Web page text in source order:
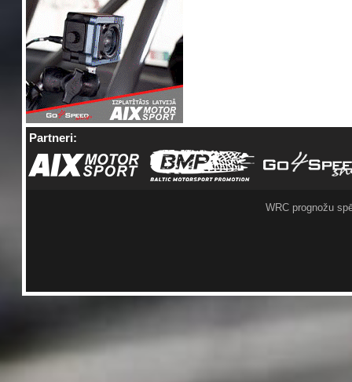
Partneri:
WRC prognožu